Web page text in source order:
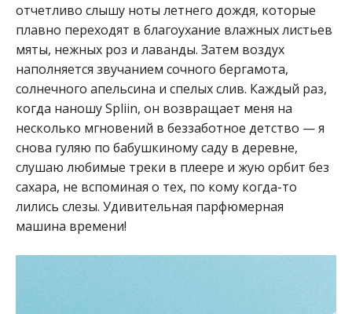
отчетливо слышу ноты летнего дождя, которые
плавно переходят в благоухание влажных листьев
мяты, нежных роз и лаванды. Затем воздух
наполняется звучанием сочного бергамота,
солнечного апельсина и спелых слив. Каждый раз,
когда наношу Spliin, он возвращает меня на
несколько мгновений в беззаботное детство — я
снова гуляю по бабушкиному саду в деревне,
слушаю любимые треки в плеере и жую орбит без
сахара, не вспоминая о тех, по кому когда-то
лились слезы. Удивительная парфюмерная
машина времени!